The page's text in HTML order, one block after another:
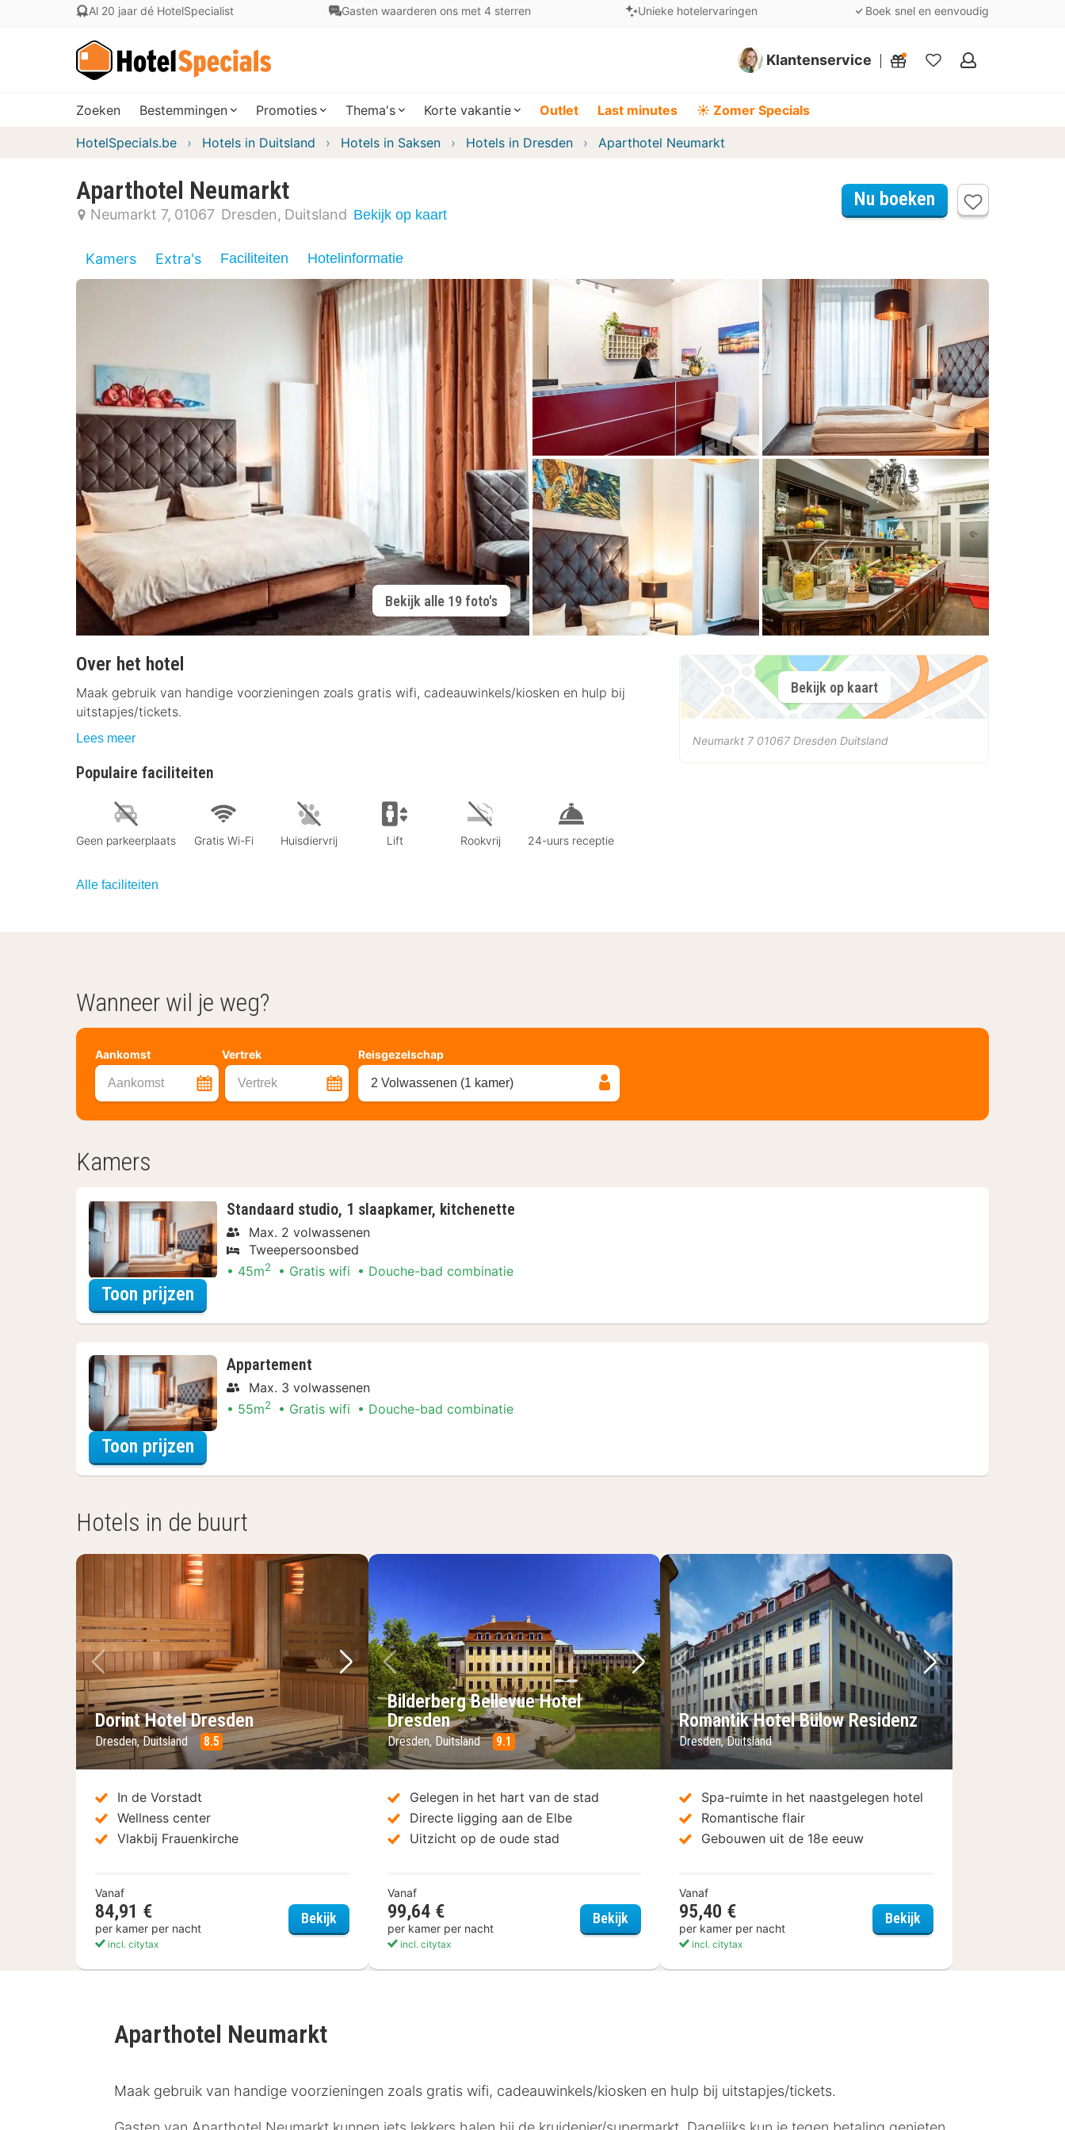
Al 20 jaar dé HotelSpecialist Gasten waarderen ons met 4 sterren Unieke hotelervaringen Boek snel en eenvoudig
Klantenservice
Mijn
Zoeken Bestemmingen Promoties Thema's Korte vakantie Outlet Last minutes ☀️ Zomer Specials
HotelSpecials.be Hotels in Duitsland Hotels in Saksen Hotels in Dresden Aparthotel Neumarkt
Aparthotel Neumarkt
Neumarkt 7 01067 Dresden Duitsland Bekijk op kaart
Nu boeken
Kamers Extra's Faciliteiten Hotelinformatie
Bekijk alle 19 foto's
Over het hotel
Maak gebruik van handige voorzieningen zoals gratis wifi, cadeauwinkels/kiosken en hulp bij
uitstapjes/tickets.
Lees meer
Populaire faciliteiten
Geen parkeerplaats Gratis Wi-Fi Huisdiervrij Lift Rookvrij 24-uurs receptie
Alle faciliteiten
Bekijk op kaart
Neumarkt 7 01067 Dresden Duitsland
Wanneer wil je weg?
Aankomst Vertrek
Aankomst Vertrek
Reisgezelschap
2 Volwassenen (1 kamer)
Kamers
Standaard studio, 1 slaapkamer, kitchenette
Max. 2 volwassenen
Tweepersoonsbed
45m2 Gratis wifi Douche-bad combinatie
Toon prijzen
Appartement
Max. 3 volwassenen
55m2 Gratis wifi Douche-bad combinatie
Toon prijzen
Hotels in de buurt
Vorige foto
Volgende foto
Dorint Hotel Dresden
Dresden, Duitsland 8.5
In de Vorstadt
Wellness center
Vlakbij Frauenkirche
Vanaf
84,91 €
per kamer per nacht
incl. citytax
BekijkDorint Hotel Dresden
Vorige foto
Volgende foto
Bilderberg Bellevue Hotel
Dresden
Dresden, Duitsland 9.1
Gelegen in het hart van de stad
Directe ligging aan de Elbe
Uitzicht op de oude stad
Vanaf
99,64 €
per kamer per nacht
incl. citytax
Bekijk Bilderberg Bellevue Hotel Dresden
Vorige foto
Volgende foto
Romantik Hotel Bülow Residenz
Dresden, Duitsland
Spa-ruimte in het naastgelegen hotel
Romantische flair
Gebouwen uit de 18e eeuw
Vanaf
95,40 €
per kamer per nacht
incl. citytax
BekijkRomantik Hotel Bülow
Aparthotel Neumarkt
Maak gebruik van handige voorzieningen zoals gratis wifi, cadeauwinkels/kiosken en hulp bij uitstapjes/tickets.